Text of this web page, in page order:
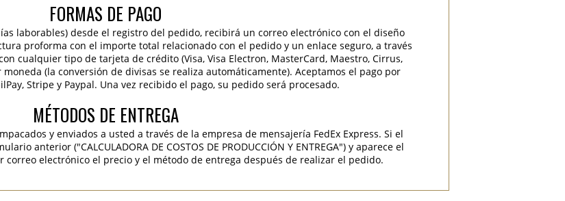
FORMAS DE PAGO
laborables) desde el registro del pedido, recibirá un correo electrónico con el diseño
proforma con el importe total relacionado con el pedido y un enlace seguro, a través
cualquier tipo de tarjeta de crédito (Visa, Visa Electron, MasterCard, Maestro, Cirrus,
(la conversión de divisas se realiza automáticamente). Aceptamos el pago por
Stripe y Paypal. Una vez recibido el pago, su pedido será procesado.
MÉTODOS DE ENTREGA
y enviados a usted a través de la empresa de mensajería FedEx Express. Si el
anterior ("CALCULADORA DE COSTOS DE PRODUCCIÓN Y ENTREGA") y aparece el
correo electrónico el precio y el método de entrega después de realizar el pedido.